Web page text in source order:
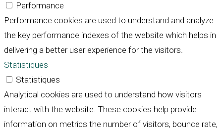
Performance
Performance cookies are used to understand and analyze
the key performance indexes of the website which helps in
delivering a better user experience for the visitors.
Statistiques
Statistiques
Analytical cookies are used to understand how visitors
interact with the website. These cookies help provide
information on metrics the number of visitors, bounce rate,